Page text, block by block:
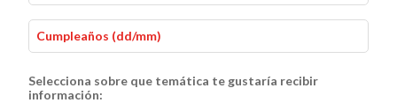
Selecciona sobre que temática te gustaría recibir
información: